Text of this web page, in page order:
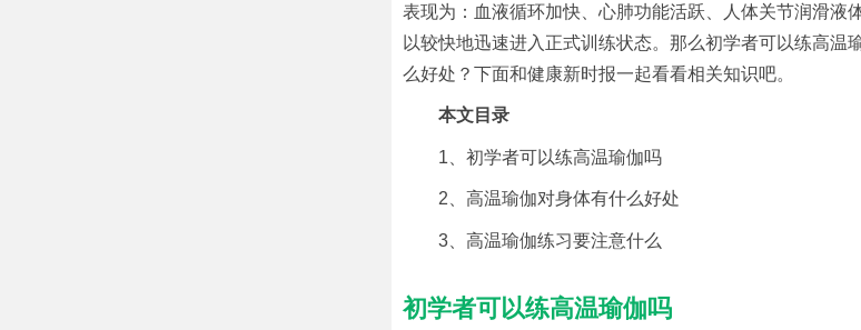
表现为：血液循环加快、心肺功能活跃、人体关节润滑液
以较快地迅速进入正式训练状态。那么初学者可以练高温
么好处？下面和健康新时报一起看看相关知识吧。
本文目录
1、初学者可以练高温瑜伽吗
2、高温瑜伽对身体有什么好处
3、高温瑜伽练习要注意什么
初学者可以练高温瑜伽吗